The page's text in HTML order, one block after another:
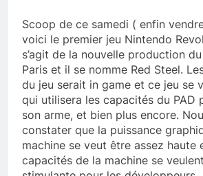
Scoop de ce samedi ( enfin
voici le premier jeu Nintendo
s’agit de la nouvelle production
Paris et il se nomme Red Steel.
du jeu serait in game et ce jeu se
qui utilisera les capacités du PAD
son arme, et bien plus encore.
constater que la puissance
machine se veut être assez haute
capacités de la machine se